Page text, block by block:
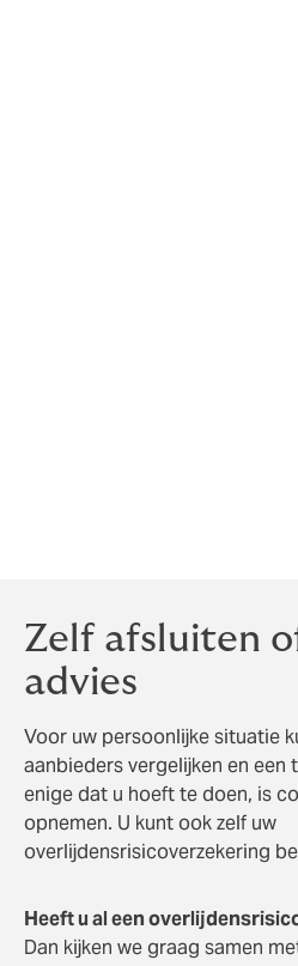
Zelf afsluiten
advies
Voor uw persoonlijke situatie
aanbieders vergelijken en een
enige dat u hoeft te doen, is
opnemen. U kunt ook zelf uw
overlijdensrisicoverzekering
Heeft u al een
Dan kijken we graag samen